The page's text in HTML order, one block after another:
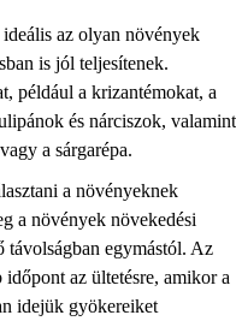
az olyan növények
is jól teljesítenek.
például a krizantémokat, a
és nárciszok, valamint
a sárgarépa.
a növényeknek
a növények növekedési
távolságban egymástól. Az
az ültetésre, amikor a
idejük gyökereiket